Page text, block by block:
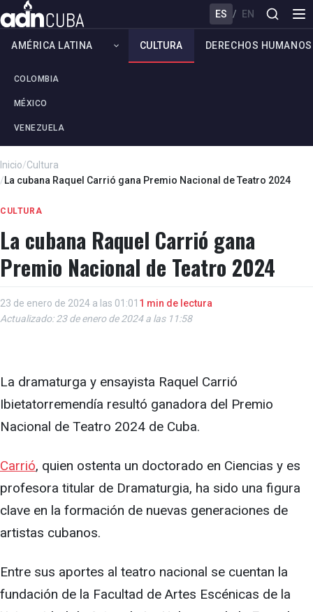
ES / EN
AMÉRICA LATINA
COLOMBIA
MÉXICO
VENEZUELA
CULTURA DERECHOS HUMANOS
Inicio/Cultura
/La cubana Raquel Carrió gana Premio Nacional de Teatro 2024
CULTURA
La cubana Raquel Carrió gana
Premio Nacional de Teatro 2024
23 de enero de 2024 a las 01:01 1 min de lectura
Actualizado: 23 de enero de 2024 a las 11:58
La dramaturga y ensayista Raquel Carrió
Ibietatorremendía resultó ganadora del Premio
Nacional de Teatro 2024 de Cuba.
Carrió, quien ostenta un doctorado en Ciencias y es
profesora titular de Dramaturgia, ha sido una figura
clave en la formación de nuevas generaciones de
artistas cubanos.
Entre sus aportes al teatro nacional se cuentan la
fundación de la Facultad de Artes Escénicas de la